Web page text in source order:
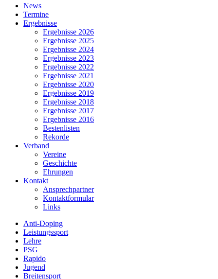
Close
Menu
News
Termine
Ergebnisse
Ergebnisse 2026
Ergebnisse 2025
Ergebnisse 2024
Ergebnisse 2023
Ergebnisse 2022
Ergebnisse 2021
Ergebnisse 2020
Ergebnisse 2019
Ergebnisse 2018
Ergebnisse 2017
Ergebnisse 2016
Bestenlisten
Rekorde
Verband
Vereine
Geschichte
Ehrungen
Kontakt
Ansprechpartner
Kontaktformular
Links
Anti-Doping
Leistungssport
Lehre
PSG
Rapido
Jugend
Breitensport